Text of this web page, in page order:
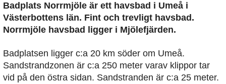
Badplats Norrmjöle är ett havsbad i Umeå i
Västerbottens län. Fint och trevligt havsbad.
Norrmjöle havsbad ligger i Mjölefjärden.
Badplatsen ligger c:a 20 km söder om Umeå.
Sandstrandzonen är c:a 250 meter varav klippor tar
vid på den östra sidan. Sandstranden är c:a 25 meter.